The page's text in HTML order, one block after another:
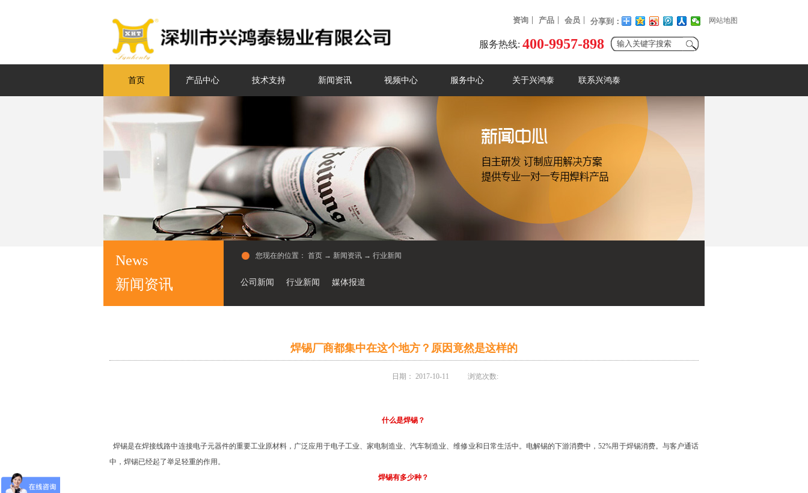
网站地图
资询 产品 会员 分享到：
服务热线: 400-9957-898
首页 产品中心 技术支持 新闻资讯 视频中心 服务中心 关于兴鸿泰 联系兴鸿泰
新闻资讯
News
公司新闻 行业新闻 媒体报道
您现在的位置： 首页 → 新闻资讯 → 行业新闻
焊锡厂商都集中在这个地方？原因竟然是这样的
日期： 2017-10-11 浏览次数:
什么是焊锡？
焊锡是在焊接线路中连接电子元器件的重要工业原材料，广泛应用于电子工业、家电制造业、汽车制造业、维修业和日常生活中。电解锡的下游消费中，52%用于焊锡消费。与客户通话
中，焊锡已经起了举足轻重的作用。
焊锡有多少种？